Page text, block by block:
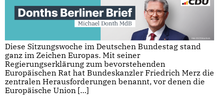
Diese Sitzungswoche im Deutschen Bundestag stand
ganz im Zeichen Europas. Mit seiner
Regierungserklärung zum bevorstehenden
Europäischen Rat hat Bundeskanzler Friedrich Merz die
zentralen Herausforderungen benannt, vor denen die
Europäische Union […]